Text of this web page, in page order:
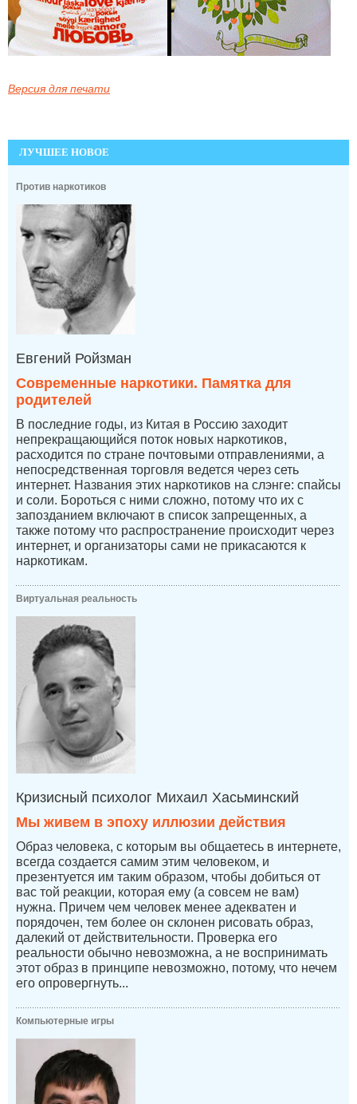
Версия для печати
ЛУЧШЕЕ НОВОЕ
Против наркотиков
Евгений Ройзман
Современные наркотики. Памятка для
родителей
В последние годы, из Китая в Россию заходит
непрекращающийся поток новых наркотиков,
расходится по стране почтовыми отправлениями, а
непосредственная торговля ведется через сеть
интернет. Названия этих наркотиков на слэнге: спайсы
и соли. Бороться с ними сложно, потому что их с
запозданием включают в список запрещенных, а
также потому что распространение происходит через
интернет, и организаторы сами не прикасаются к
наркотикам.
Виртуальная реальность
Кризисный психолог Михаил Хасьминский
Мы живем в эпоху иллюзии действия
Образ человека, с которым вы общаетесь в интернете,
всегда создается самим этим человеком, и
презентуется им таким образом, чтобы добиться от
вас той реакции, которая ему (а совсем не вам)
нужна. Причем чем человек менее адекватен и
порядочен, тем более он склонен рисовать образ,
далекий от действительности. Проверка его
реальности обычно невозможна, а не воспринимать
этот образ в принципе невозможно, потому, что нечем
его опровергнуть...
Компьютерные игры